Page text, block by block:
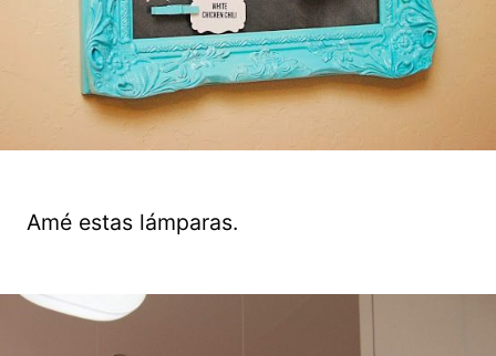
Amé estas lámparas.